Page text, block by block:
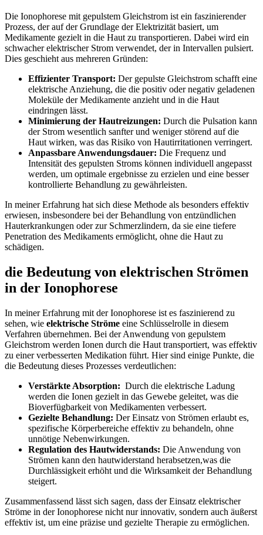
Die Ionophorese ​mit ⁢gepulstem Gleichstrom ​ist ein faszinierender⁤
Prozess, der auf der Grundlage der Elektrizität basiert, um
Medikamente gezielt in die Haut‌ zu transportieren. Dabei wird ein
schwacher elektrischer Strom verwendet, der ‌in⁢ Intervallen pulsiert.
Dies‍ geschieht​ aus mehreren Gründen:
Effizienter‌ Transport: Der‌ gepulste Gleichstrom schafft eine
⁤elektrische Anziehung, ⁣die die positiv oder negativ‍ geladenen
Moleküle der‌ Medikamente‍ anzieht​ und in ⁣die Haut⁣
eindringen lässt.
Minimierung der Hautreizungen: Durch⁤ die ‌Pulsation kann
der Strom​ wesentlich sanfter‌ und weniger störend auf die‌
Haut wirken, was das Risiko von ⁤Hautirritationen verringert.
Anpassbare Anwendungsdauer: ⁤Die​ Frequenz und
Intensität des gepulsten Stroms können individuell angepasst
‌werden, um optimale ergebnisse zu ​erzielen und eine besser
kontrollierte⁢ Behandlung zu ⁤gewährleisten.
In meiner Erfahrung​ hat sich diese Methode als​ besonders ‌effektiv
erwiesen, insbesondere bei der Behandlung⁣ von entzündlichen
Hauterkrankungen oder zur Schmerzlindern, da ‌sie eine ⁢tiefere
Penetration des Medikaments ermöglicht,⁢ ohne‍ die⁢ Haut zu
schädigen.
die Bedeutung von elektrischen Strömen
⁣in ⁢der Ionophorese
In ​meiner ​Erfahrung mit‌ der ​Ionophorese‍ ist es faszinierend zu
‍sehen, wie elektrische ‌Ströme eine Schlüsselrolle‍ in diesem
Verfahren übernehmen. Bei der Anwendung von gepulstem
Gleichstrom werden Ionen durch die⁤ Haut transportiert, was ⁢effektiv
zu einer​ verbesserten Medikation führt.​ Hier ⁢sind ‌einige Punkte, die
die Bedeutung dieses Prozesses verdeutlichen:
Verstärkte Absorption: ‍ Durch die elektrische Ladung
werden die Ionen ‌gezielt in ​das Gewebe geleitet, was​ die
Bioverfügbarkeit von ​Medikamenten verbessert.
Gezielte Behandlung: Der Einsatz ⁢von Strömen ​erlaubt es,
spezifische Körperbereiche effektiv⁣ zu behandeln, ohne
‌unnötige Nebenwirkungen.
Regulation des Hautwiderstands: Die Anwendung von
Strömen kann‌ den hautwiderstand‍ herabsetzen,was die
‍Durchlässigkeit​ erhöht und die Wirksamkeit der Behandlung
steigert.
Zusammenfassend lässt sich sagen, dass der Einsatz elektrischer
Ströme in der Ionophorese nicht nur innovativ, sondern ⁤auch äußerst
effektiv ist, um eine​ präzise und gezielte ​Therapie zu ermöglichen.